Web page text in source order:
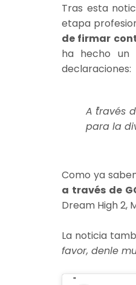
Tras esta
etapa
de firmar
ha hecho un
declaraciones:
A través
para la
Como ya
a través de
Dream High 2,
La noticia
favor, denle